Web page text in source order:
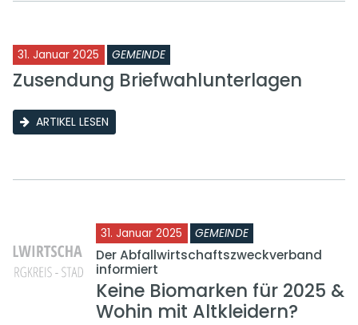
31. Januar 2025 GEMEINDE
Zusendung Briefwahlunterlagen
ARTIKEL LESEN
31. Januar 2025 GEMEINDE
Der Abfallwirtschaftszweckverband
informiert
Keine Biomarken für 2025 &
Wohin mit Altkleidern?